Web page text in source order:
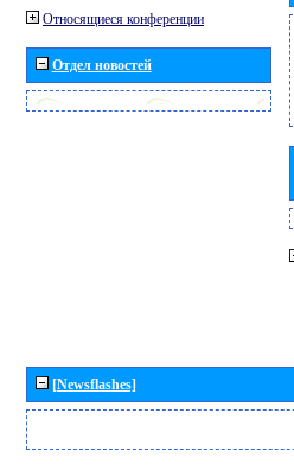
Относящиеся конференции
Отдел новостей
[Newsflashes]